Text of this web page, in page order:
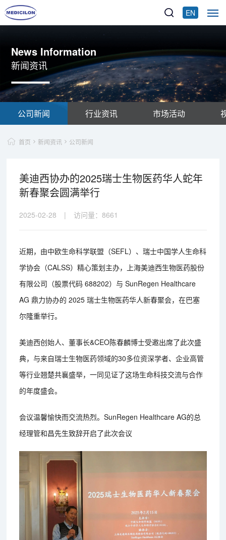
EN
News Information
新闻资讯
公司新闻 行业资讯 市场活动
首页 新闻资讯 公司新闻
美迪西协办的2025瑞士生物医药华人蛇年
新春聚会圆满举行
2025-02-28 | 访问量：8661
近期，由中欧生命科学联盟（SEFL）、瑞士中国学人生命科
学协会（CALSS）精心策划主办，上海美迪西生物医药股份
有限公司（股票代码 688202）与 SunRegen Healthcare
AG 鼎力协办的 2025 瑞士生物医药华人新春聚会，在巴塞
尔隆重举行。
美迪西创始人、董事长&CEO陈春麟博士受邀出席了此次盛
典，与来自瑞士生物医药领域的30多位资深学者、企业高管
等行业翘楚共襄盛举，一同见证了这场生命科技交流与合作
的年度盛会。
会议温馨愉快而交流热烈。SunRegen Healthcare AG的总
经理管和昌先生致辞开启了此次会议